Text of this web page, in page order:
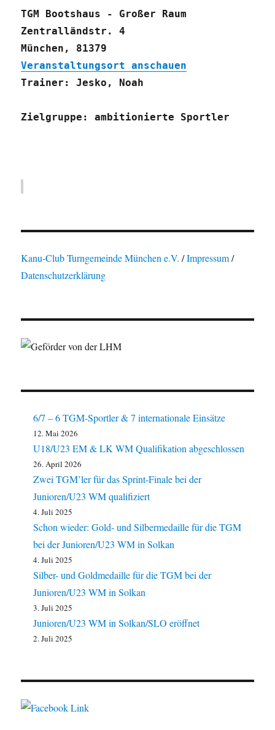
TGM Bootshaus - Großer Raum
Zentralländstr. 4
München , 81379
Veranstaltungsort anschauen
Trainer: Jesko, Noah
Zielgruppe: ambitionierte Sportler
Kanu-Club Turngemeinde München e.V. /Impressum/
Datenschutzerklärung
6/7 – 6 TGM-Sportler & 7 internationale Einsätze
12. Mai 2026
U18/U23 EM & LK WM Qualifikation abgeschlossen
26. April 2026
Zwei TGM’ler für das Sprint-Finale bei der
Junioren/U23 WM qualifiziert
4. Juli 2025
Schon wieder: Gold- und Silbermedaille für die TGM
bei der Junioren/U23 WM in Solkan
4. Juli 2025
Silber- und Goldmedaille für die TGM bei der
Junioren/U23 WM in Solkan
3. Juli 2025
Junioren/U23 WM in Solkan/SLO eröffnet
2. Juli 2025